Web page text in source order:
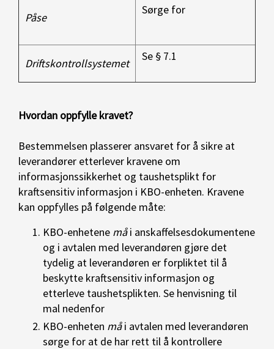
Påse
Sørge for
Driftskontrollsystemet
Se § 7.1
Hvordan oppfylle kravet?
Bestemmelsen plasserer ansvaret for å sikre at
leverandører etterlever kravene om
informasjonssikkerhet og taushetsplikt for
kraftsensitiv informasjon i KBO-enheten. Kravene
kan oppfylles på følgende måte:
KBO-enhetene måi anskaffelsesdokumentene
og i avtalen med leverandøren gjøre det
tydelig at leverandøren er forpliktet til å
beskytte kraftsensitiv informasjon og
etterleve taushetsplikten. Se henvisning til
mal nedenfor
KBO-enheten måi avtalen med leverandøren
sørge for at de har rett til å kontrollere